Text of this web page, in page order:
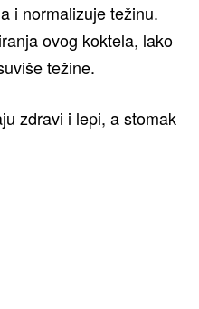
i normalizuje težinu.
ovog koktela, lako
težine.
zdravi i lepi, a stomak